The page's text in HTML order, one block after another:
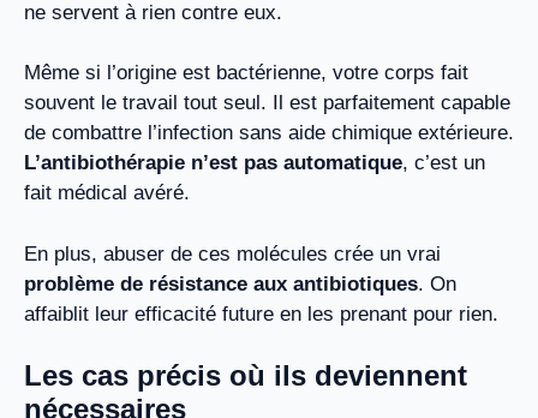
ne servent à rien contre eux.
Même si l’origine est bactérienne, votre corps fait
souvent le travail tout seul. Il est parfaitement capable
de combattre l’infection sans aide chimique extérieure.
L’antibiothérapie n’est pas automatique, c’est un
fait médical avéré.
En plus, abuser de ces molécules crée un vrai
problème de résistance aux antibiotiques. On
affaiblit leur efficacité future en les prenant pour rien.
Les cas précis où ils deviennent
nécessaires